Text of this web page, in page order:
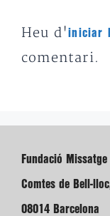
Heu d'iniciar
comentari.
Fundació
Comtes de Bell-
08014 Barcelona